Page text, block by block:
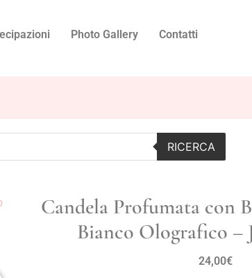
Photo Gallery Contatti
RICERCA
Candela Profumata con
Bianco Olografico –
24,00€